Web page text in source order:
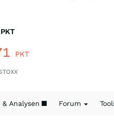
PKT
PKT
& Analysen Forum